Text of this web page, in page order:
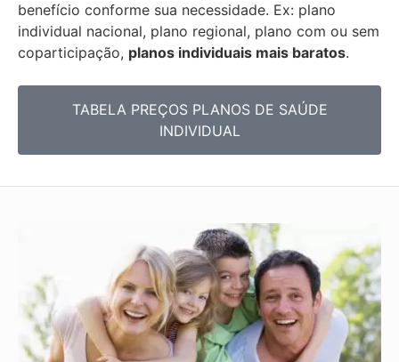
benefício conforme sua necessidade. Ex: plano
individual nacional, plano regional, plano com ou sem
coparticipação, planos individuais mais baratos.
TABELA PREÇOS PLANOS DE SAÚDE
INDIVIDUAL